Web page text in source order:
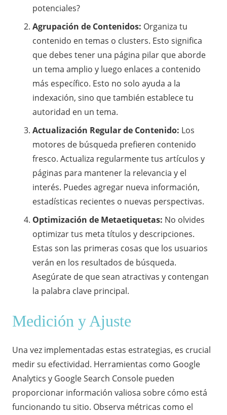
potenciales?
Agrupación de Contenidos: Organiza tu
contenido en temas o clusters. Esto significa
que debes tener una página pilar que aborde
un tema amplio y luego enlaces a contenido
más específico. Esto no solo ayuda a la
indexación, sino que también establece tu
autoridad en un tema.
Actualización Regular de Contenido: Los
motores de búsqueda prefieren contenido
fresco. Actualiza regularmente tus artículos y
páginas para mantener la relevancia y el
interés. Puedes agregar nueva información,
estadísticas recientes o nuevas perspectivas.
Optimización de Metaetiquetas: No olvides
optimizar tus meta títulos y descripciones.
Estas son las primeras cosas que los usuarios
verán en los resultados de búsqueda.
Asegúrate de que sean atractivas y contengan
la palabra clave principal.
Medición y Ajuste
Una vez implementadas estas estrategias, es crucial
medir su efectividad. Herramientas como Google
Analytics y Google Search Console pueden
proporcionar información valiosa sobre cómo está
funcionando tu sitio. Observa métricas como el